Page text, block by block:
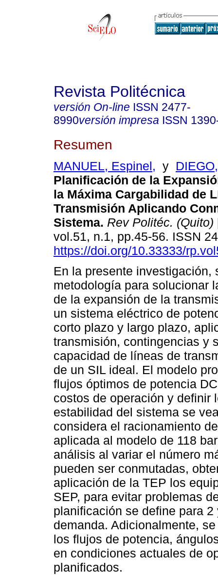
Revista Politécnica
versión On-line ISSN 2477-
8990versión impresa ISSN
Resumen
MANUEL, Espinel, y
Planificación de la
la Máxima Cargabilidad de
Transmisión Aplicando
Sistema. Rev Politéc. (Quito)
vol.51, n.1, pp.45-56. ISSN
https://doi.org/10.33333/
En la presente investigación,
metodología para solucionar
de la expansión de la
un sistema eléctrico de
corto plazo y largo plazo,
transmisión, contingencias y
capacidad de líneas de
de un SIL ideal. El modelo
flujos óptimos de potencia
costos de operación y definir
estabilidad del sistema se
considera el racionamiento
aplicada al modelo de 118
análisis al variar el número
pueden ser conmutadas,
aplicación de la TEP los
SEP, para evitar problemas
planificación se define para
demanda. Adicionalmente,
los flujos de potencia,
en condiciones actuales de
planificados.